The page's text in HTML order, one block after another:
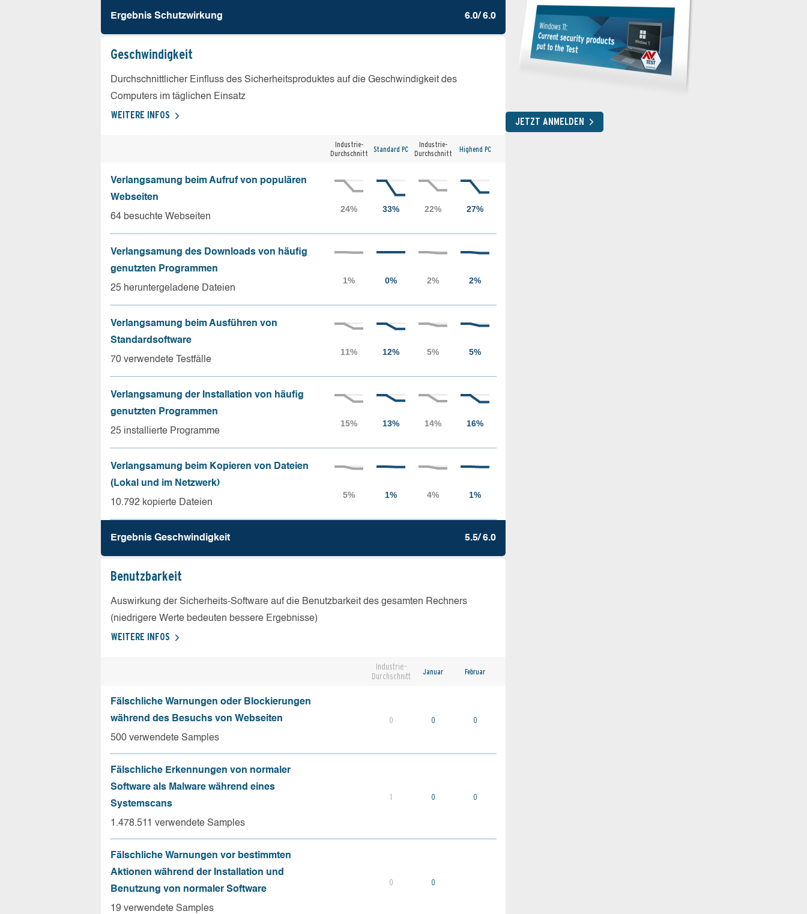
Ergebnis Schutz­wirkung 6.0/ 6.0
Geschw­indigkeit
Durchschnittlicher Einfluss des Sicherheitsproduktes auf die Geschwindigkeit des
Computers im täglichen Einsatz
WEITERE INFOS
Industrie-
Durchschnitt
Standard PC
Industrie-
Durchschnitt
Highend PC
Verlangsamung beim Aufruf von populären
Webseiten
64 besuchte Webseiten
Verlangsamung des Downloads von häufig
genutzten Programmen
25 heruntergeladene Dateien
Verlangsamung beim Ausführen von
Standardsoftware
70 verwendete Testfälle
Verlangsamung der Installation von häufig
genutzten Programmen
25 installierte Programme
Verlangsamung beim Kopieren von Dateien
(Lokal und im Netzwerk)
10.792 kopierte Dateien
Ergebnis Geschw­indigkeit 5.5/ 6.0
Benutz­barkeit
Auswirkung der Sicherheits-Software auf die Benutzbarkeit des gesamten Rechners
(niedrigere Werte bedeuten bessere Ergebnisse)
WEITERE INFOS
Industrie-
Durchschnitt
Januar Februar
Fälschliche Warnungen oder Blockierungen
während des Besuchs von Webseiten
500 verwendete Samples
0 0 0
Fälschliche Erkennungen von normaler
Software als Malware während eines
Systemscans
1.478.511 verwendete Samples
1 0 0
Fälschliche Warnungen vor bestimmten
Aktionen während der Installation und
Benutzung von normaler Software
19 verwendete Samples
0 0
JETZT ANMELDEN